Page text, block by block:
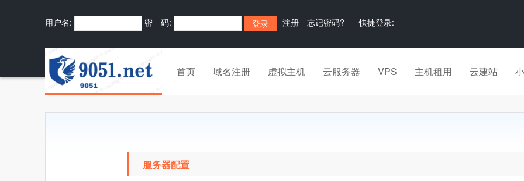
用户名: 密 码: 注册 忘记密码? 快捷登录:
首页 域名注册 虚拟主机 云服务器 VPS 主机租用 云建站
服务器配置